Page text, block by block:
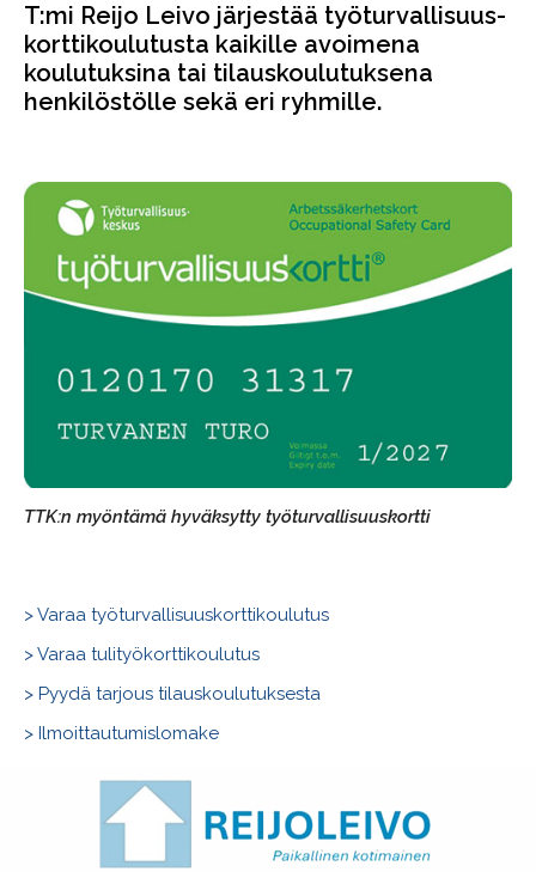
T:mi Reijo Leivo järjestää työturvallisuus­
kortti­koulutusta kaikille avoimena
koulutuksina tai tilauskoulutuksena
henkilöstölle sekä eri ryhmille.
TTK:n myöntämä hyväksytty työturvallisuuskortti
> Varaa työturvallisuuskorttikoulutus
> Varaa tulityökorttikoulutus
> Pyydä tarjous tilauskoulutuksesta
> Ilmoittautumislomake